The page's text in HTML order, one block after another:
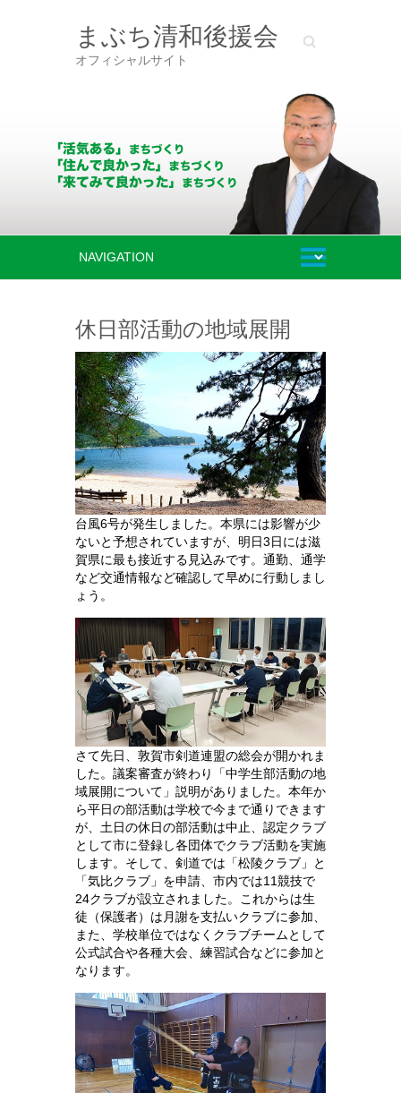
Search
まぶち清和後援会
オフィシャルサイト
休日部活動の地域展開
台風6号が発生しました。本県には影響が少
ないと予想されていますが、明日3日には滋
賀県に最も接近する見込みです。通勤、通学
など交通情報など確認して早めに行動しまし
ょう。
さて先日、敦賀市剣道連盟の総会が開かれま
した。議案審査が終わり「中学生部活動の地
域展開について」説明がありました。本年か
ら平日の部活動は学校で今まで通りできます
が、土日の休日の部活動は中止、認定クラブ
として市に登録し各団体でクラブ活動を実施
します。そして、剣道では「松陵クラブ」と
「気比クラブ」を申請、市内では11競技で
24クラブが設立されました。これからは生
徒（保護者）は月謝を支払いクラブに参加、
また、学校単位ではなくクラブチームとして
公式試合や各種大会、練習試合などに参加と
なります。